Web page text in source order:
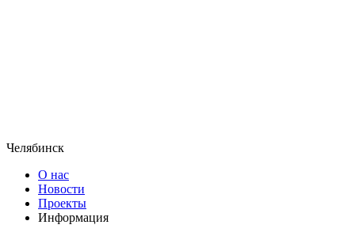
Челябинск
О нас
Новости
Проекты
Информация